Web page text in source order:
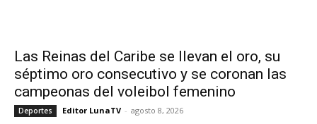
Las Reinas del Caribe se llevan el oro, su
séptimo oro consecutivo y se coronan las
campeonas del voleibol femenino
Deportes Editor LunaTV - agosto 8, 2026